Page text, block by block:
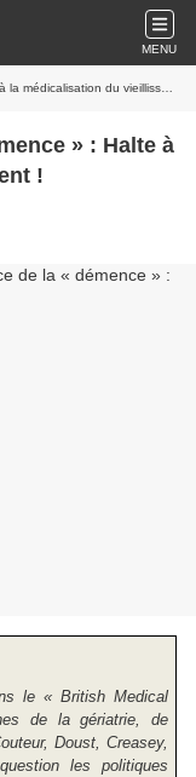
MENU
du vieillissement !
» : Halte à
!
le « British Medical
de la gériatrie, de
Doust, Creasey,
les politiques